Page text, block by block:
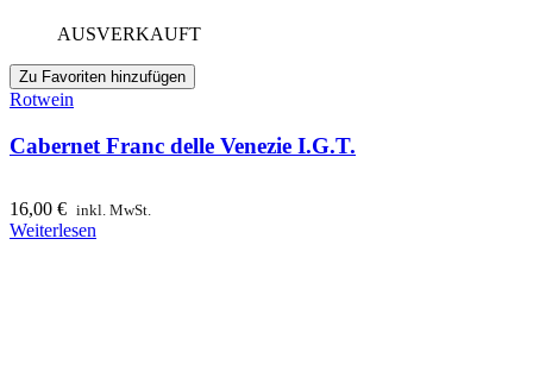
AUSVERKAUFT
Zu Favoriten hinzufügen
Rotwein
Cabernet Franc delle Venezie I.G.T.
16,00 € inkl. MwSt.
Weiterlesen